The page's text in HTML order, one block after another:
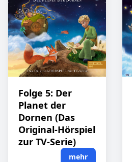
Folge 5: Der
Planet der
Dornen (Das
Original-Hörspiel
zur TV-Serie)
mehr